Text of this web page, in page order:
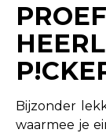
Bijzonder
waarmee je